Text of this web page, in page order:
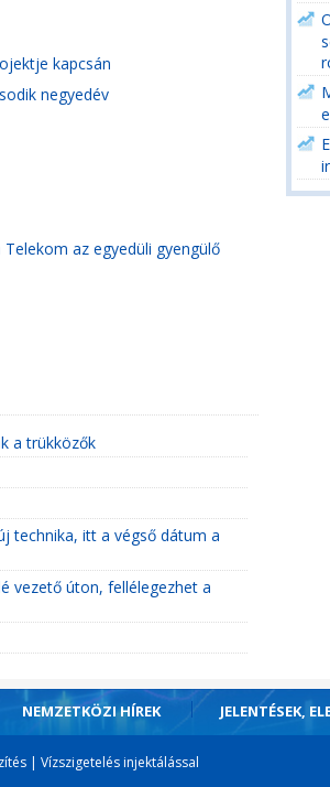
kapcsán
negyedév
az egyedüli gyengülő
a trükközők
technika, itt a végső dátum a
vezető úton, fellélegezhet a
NEMZETKÖZI HÍREK JELENTÉSEK,
| Vízszigetelés injektálással